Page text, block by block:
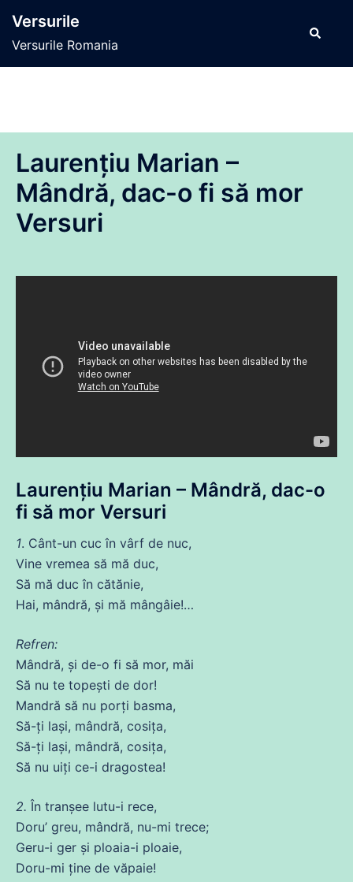
conținut
Versurile
Versurile Romania
Caută
Laurențiu Marian –
Mândră, dac-o fi să mor
Versuri
Laurențiu Marian – Mândră, dac-o
fi să mor Versuri
1. Cânt-un cuc în vârf de nuc,
Vine vremea să mă duc,
Să mă duc în cătănie,
Hai, mândră, și mă mângâie!…
Refren:
Mândră, și de-o fi să mor, măi
Să nu te topești de dor!
Mandră să nu porți basma,
Să-ți lași, mândră, cosița,
Să-ți lași, mândră, cosița,
Să nu uiți ce-i dragostea!
2. În tranșee lutu-i rece,
Doru’ greu, mândră, nu-mi trece;
Geru-i ger și ploaia-i ploaie,
Doru-mi ține de văpaie!